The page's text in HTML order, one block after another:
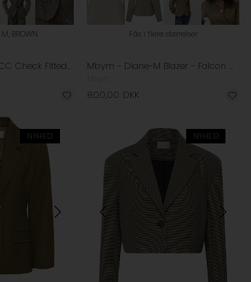
M, BROWN
Co'Couture - VeyaCC Check Fitted Blazer - Brown
Fås i flere størrelser
Mbym - Diane-M Blazer - Falcon Melange
800,00 DKK
NYHED NYHED